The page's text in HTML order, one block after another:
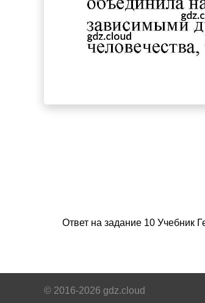
Ответ на задание 10 Учебник
© 2016-2026 gdz.cloud